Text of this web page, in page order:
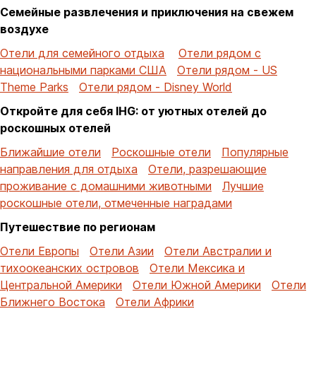
Семейные развлечения и приключения на свежем
воздухе
Отели для семейного отдыха
Отели рядом с
национальными парками США
Отели рядом - US
Theme Parks
Отели рядом - Disney World
Откройте для себя IHG: от уютных отелей до
роскошных отелей
Ближайшие отели
Роскошные отели
Популярные
направления для отдыха
Отели, разрешающие
проживание с домашними животными
Лучшие
роскошные отели, отмеченные наградами
Путешествие по регионам
Отели Европы
Отели Азии
Отели Австралии и
тихоокеанских островов
Отели Мексика и
Центральной Америки
Отели Южной Америки
Отели
Ближнего Востока
Отели Африки